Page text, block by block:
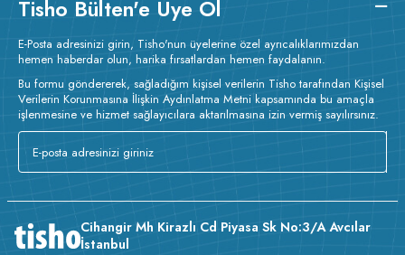
Tisho Bülten'e Üye Ol
E-Posta adresinizi girin, Tisho'nun üyelerine özel ayrıcalıklarımızdan
hemen haberdar olun, harika fırsatlardan hemen faydalanın.
Bu formu göndererek, sağladığım kişisel verilerin Tisho tarafından Kişisel
Verilerin Korunmasına İlişkin Aydınlatma Metni kapsamında bu amaçla
işlenmesine ve hizmet sağlayıcılara aktarılmasına izin vermiş sayılırsınız.
Cihangir Mh Kirazlı Cd Piyasa Sk No:3/A Avcılar
İstanbul